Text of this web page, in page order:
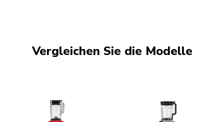
Vergleichen Sie die Modelle